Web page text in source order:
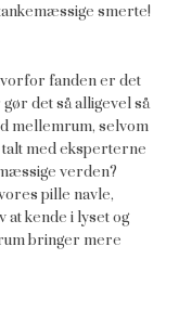
smerte!
fanden er det
det så alligevel så
mellemrum, selvom
med eksperterne
verden?
pille navle,
kende i lyset og
bringer mere